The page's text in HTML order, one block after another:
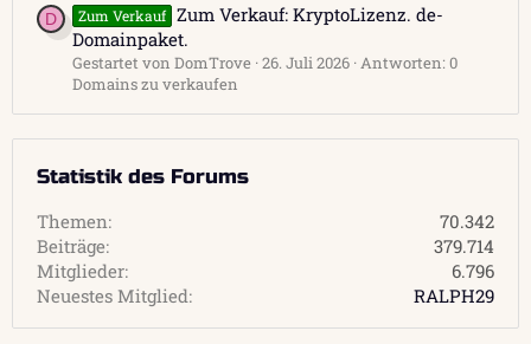
D Zum Verkauf Zum Verkauf: KryptoLizenz. de-
Domainpaket.
Gestartet von DomTrove 26. Juli 2026 Antworten: 0
Domains zu verkaufen
Statistik des Forums
Themen
70.342
Beiträge
379.714
Mitglieder
6.796
Neuestes Mitglied
RALPH29